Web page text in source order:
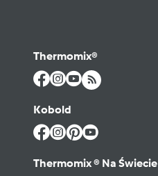
Thermomix®
Kobold
Thermomix ® Na Świecie